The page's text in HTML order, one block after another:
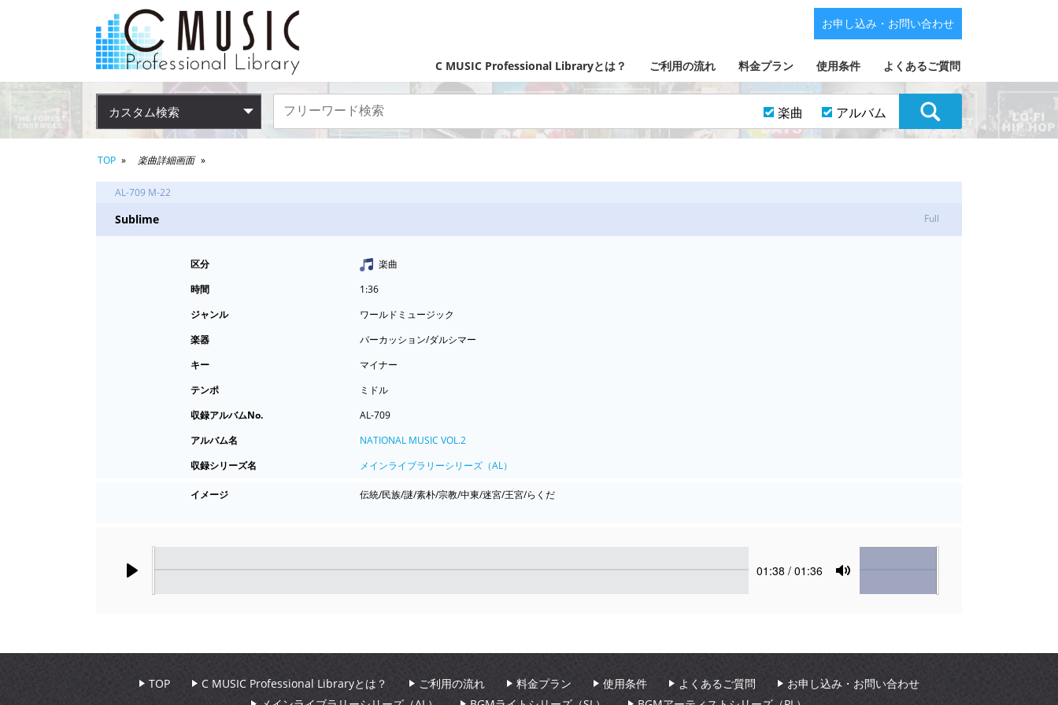
C MUSIC Professional Libraryとは？ ご利用の流れ 料金プラン 使用条件 よくあるご質問
お申し込み・お問い合わせ
カスタム検索 楽曲 アルバム
TOP 楽曲詳細画面
AL-709 M-22
Sublime Full
区分
楽曲
時間
1:36
ジャンル
ワールドミュージック
楽器
パーカッション/ダルシマー
キー
マイナー
テンポ
ミドル
収録アルバムNo.
AL-709
アルバム名
NATIONAL MUSIC VOL.2
収録シリーズ名
メインライブラリーシリーズ（AL）
イメージ 伝統/民族/謎/素朴/宗教/中東/迷宮/王宮/らくだ
Current
01:38 / 01:36
Mute
Volume
TOP C MUSIC Professional Libraryとは？ ご利用の流れ 料金プラン 使用条件 よくあるご質問
お申し込み・お問い合わせ